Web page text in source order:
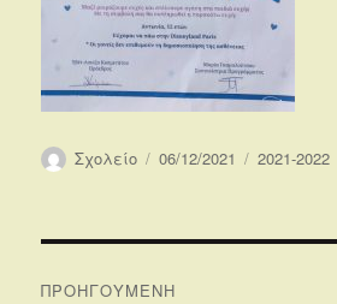
Συντάκτης
Σχολείο
Δημοσιεύτηκε
06/12/2021 Κατηγορίες
2021-2022
ΠΡΟΗΓΟΎΜΕΝΗ